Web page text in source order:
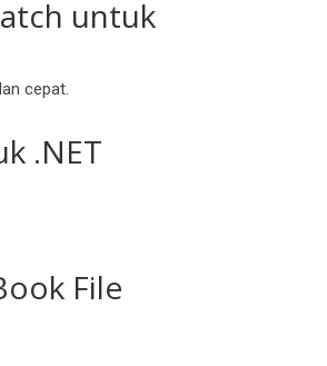
untuk
cepat.
.NET
File